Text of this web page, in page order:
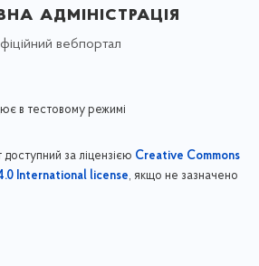
адміністрація
вебпортал
в тестовому режимі
доступний за ліцензією Creative Commons
International license, якщо не зазначено